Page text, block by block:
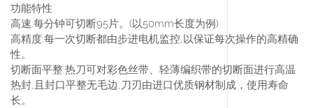
功能特性
高速:每分钟可切断95片。(以50mm长度为例)
高精度:每一次切断都由步进电机监控,以保证每次操作的高精确
性。
切断面平整:热刀可对彩色丝带、轻薄编织带的切断面进行高温
热封,且封口平整无毛边,刀刃由进口优质钢材制成，使用寿命
长。